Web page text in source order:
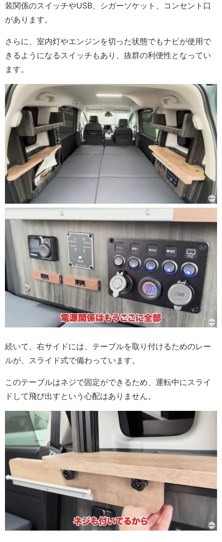
装関係のスイッチやUSB、シガーソケット、コンセント口
があります。
さらに、室内灯やエンジンを切った状態でもナビが使用で
きるようになるスイッチもあり、抜群の利便性となってい
ます。
続いて、右サイドには、テーブルを取り付けるためのレー
ルが、スライド式で備わっています。
このテーブルはネジで固定ができるため、運転中にスライ
ドして飛び出すという心配はありません。